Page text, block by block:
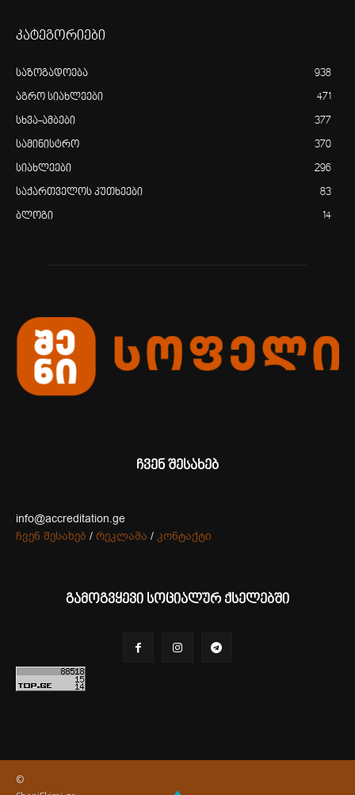
კატეგორიები
საზოგადოება 938
აგრო სიახლეები 471
სხვა-ამბები 377
სამინისტრო 370
სიახლეები 296
საქართველოს კუთხეები 83
ბლოგი 14
ჩვენ შესახებ
info@accreditation.ge
ჩვენ შესახებ / რეკლამა / კონტაქტი
გამოგვყევი სოციალურ ქსელებში
©